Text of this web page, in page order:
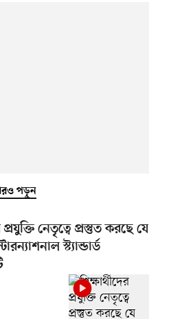
পড়ুন
প্রযুক্তি নেতৃত্বে প্রস্তুত করছে যে
স্ট্যান্ডার্ড